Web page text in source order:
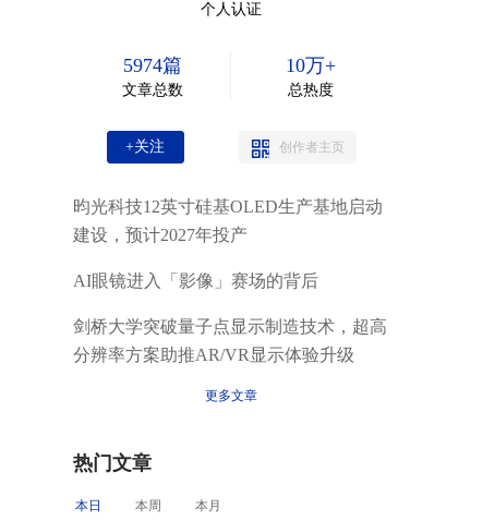
个人认证
5974篇
文章总数
10万+
总热度
+关注 创作者主页
昀光科技12英寸硅基OLED生产基地启动
建设，预计2027年投产
AI眼镜进入「影像」赛场的背后
剑桥大学突破量子点显示制造技术，超高
分辨率方案助推AR/VR显示体验升级
更多文章
热门文章
本日 本周 本月